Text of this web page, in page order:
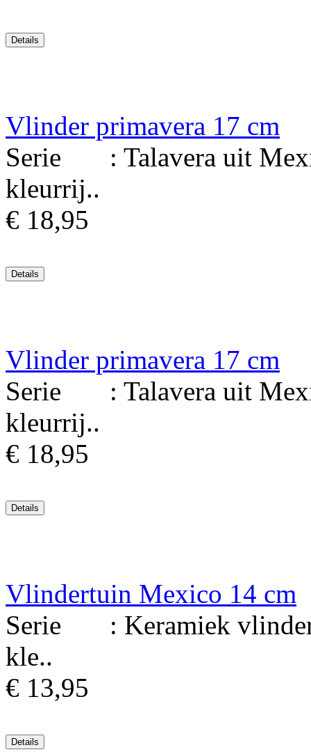
Vlinder primavera 17 cm
Serie : Talavera uit
kleurrij..
€ 18,95
Vlinder primavera 17 cm
Serie : Talavera uit
kleurrij..
€ 18,95
Vlindertuin Mexico 14 cm
Serie : Keramiek vlinder
kle..
€ 13,95